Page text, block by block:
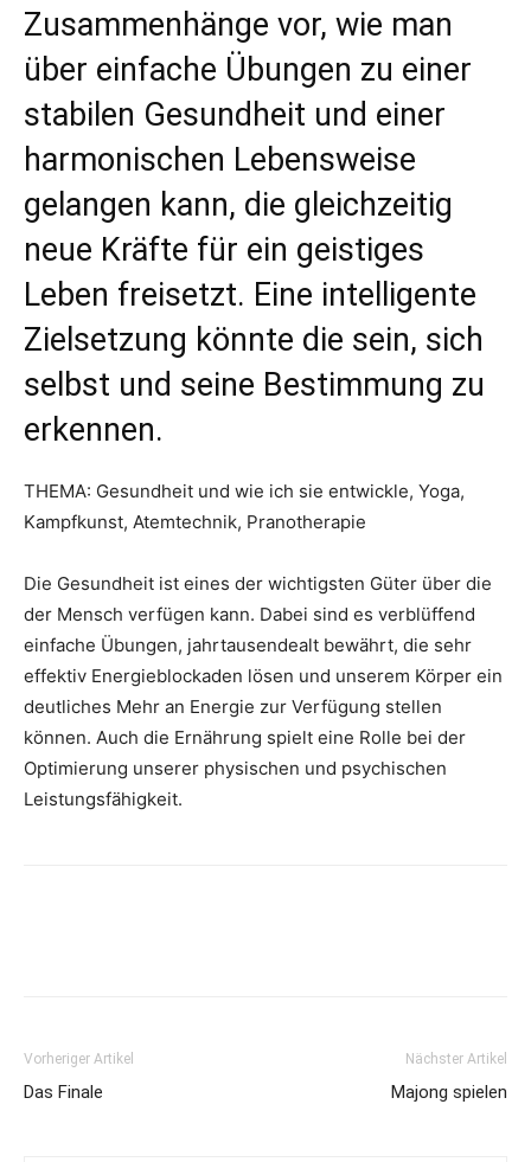
Zusammenhänge vor, wie man
über einfache Übungen zu einer
stabilen Gesundheit und einer
harmonischen Lebensweise
gelangen kann, die gleichzeitig
neue Kräfte für ein geistiges
Leben freisetzt. Eine intelligente
Zielsetzung könnte die sein, sich
selbst und seine Bestimmung zu
erkennen.
THEMA: Gesundheit und wie ich sie entwickle, Yoga,
Kampfkunst, Atemtechnik, Pranotherapie
Die Gesundheit ist eines der wichtigsten Güter über die
der Mensch verfügen kann. Dabei sind es verblüffend
einfache Übungen, jahrtausendealt bewährt, die sehr
effektiv Energieblockaden lösen und unserem Körper ein
deutliches Mehr an Energie zur Verfügung stellen
können. Auch die Ernährung spielt eine Rolle bei der
Optimierung unserer physischen und psychischen
Leistungsfähigkeit.
Vorheriger Artikel
Das Finale
Nächster Artikel
Majong spielen